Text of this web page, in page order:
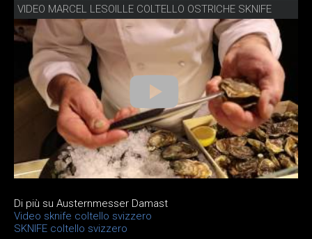
VIDEO MARCEL LESOILLE COLTELLO OSTRICHE SKNIFE
Di più su Austernmesser Damast
Video sknife coltello svizzero
SKNIFE coltello svizzero